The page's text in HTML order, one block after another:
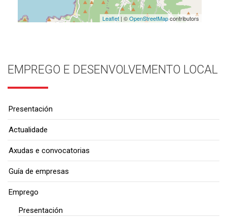
Leaflet| ©OpenStreetMapcontributors
EMPREGO E DESENVOLVEMENTO LOCAL
Presentación
Actualidade
Axudas e convocatorias
Guía de empresas
Emprego
Presentación